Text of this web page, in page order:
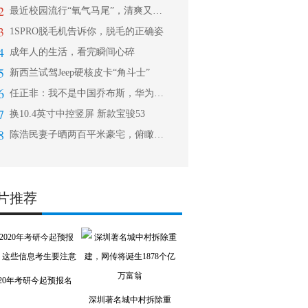
最近校园流行“氧气马尾”，清爽又显高
1SPRO脱毛机告诉你，脱毛的正确姿
成年人的生活，看完瞬间心碎
新西兰试驾Jeep硬核皮卡“角斗士”
任正非：我不是中国乔布斯，华为永远都
换10.4英寸中控竖屏 新款宝骏53
陈浩民妻子晒两百平米豪宅，俯瞰海景自
推荐
年考研今起预报名
深圳著名城中村拆除重